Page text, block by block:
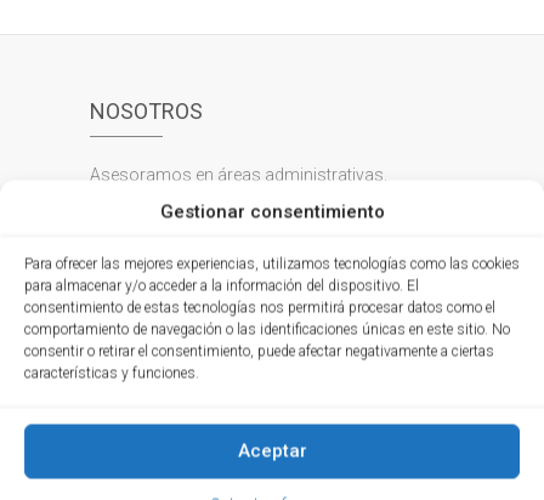
Gestionar consentimiento
Para ofrecer las mejores experiencias, utilizamos tecnologías como las cookies
para almacenar y/o acceder a la información del dispositivo. El
consentimiento de estas tecnologías nos permitirá procesar datos como el
comportamiento de navegación o las identificaciones únicas en este sitio. No
consentir o retirar el consentimiento, puede afectar negativamente a ciertas
características y funciones.
Aceptar
NOSOTROS
Asesoramos en áreas administrativas,
contables, financieras, tributarias, jurídicas y
personas; a través de un personal capacitado y
un servicio integral que orienta y brinda soporte.
PRODUCTOS
Exógena Año Gravable 2022